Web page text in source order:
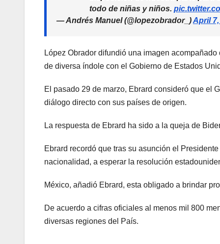
todo de niñas y niños.
— Andrés Manuel (@lopezobrador_)April 7,
López Obrador difundió una imagen
de diversa índole con el Gobierno de Estados
El pasado 29 de marzo, Ebrard consideró que el
diálogo directo con sus países de origen.
La respuesta de Ebrard ha sido a la queja de
Ebrard recordó que tras su asunción el
nacionalidad, a esperar la resolución
México, añadió Ebrard, esta obligado a brindar
De acuerdo a cifras oficiales al menos mil 800
diversas regiones del País.